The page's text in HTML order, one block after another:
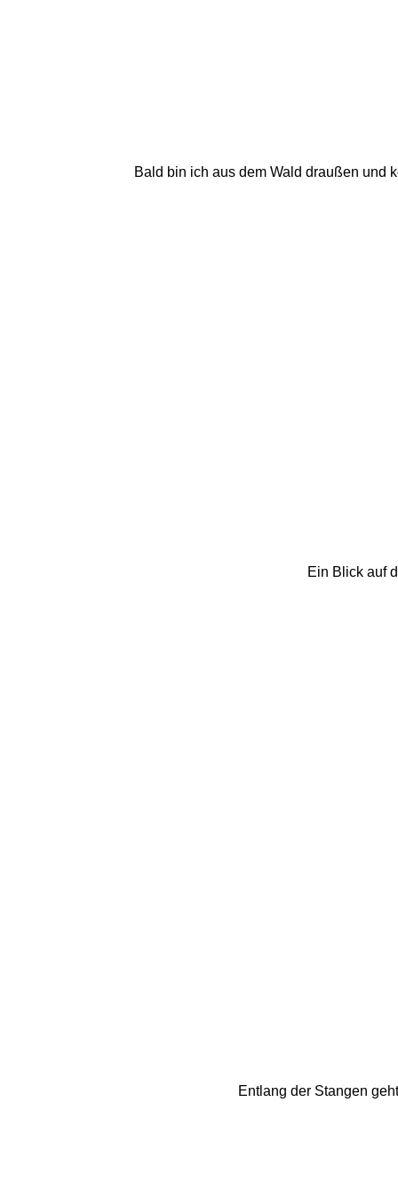
Bald bin ich aus dem Wald draußen und
Ein Blick auf
Entlang der Stangen